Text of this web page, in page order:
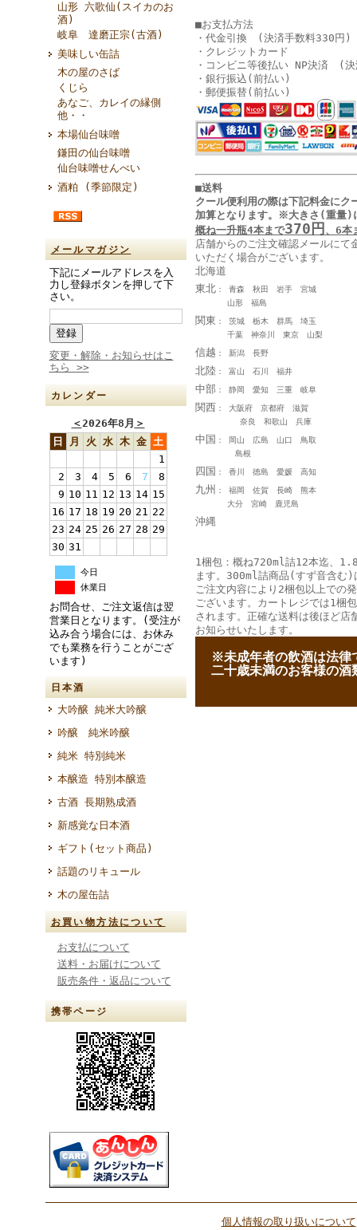
山形 六歌仙(スイカのお
酒)
岐阜 達磨正宗(古酒)
美味しい缶詰
木の屋のさば
くじら
あなご、カレイの縁側
他・・
本場仙台味噌
鎌田の仙台味噌
仙台味噌せんべい
酒粕 (季節限定)
メールマガジン
下記にメールアドレスを入
力し登録ボタンを押して下
さい。
変更・解除・お知らせはこ
ちら >>
カレンダー
＜2026年8月 ＞
日
月 火 水 木 金 土
1
2
3 4 5 6 7
8
9 10 11 12 13 14 15
16 17 18 19 20 21 22
23 24 25 26 27 28 29
30 31
今日
休業日
お問合せ、ご注文返信は翌
営業日となります。(受注が
込み合う場合には、お休み
でも業務を行うことがござ
います)
日本酒
大吟醸 純米大吟醸
吟醸 純米吟醸
純米 特別純米
本醸造 特別本醸造
古酒 長期熟成酒
新感覚な日本酒
ギフト(セット商品)
話題のリキュール
木の屋缶詰
お買い物方法について
お支払について
送料・お届けについて
販売条件・返品について
携帯ページ
■お支払方法
・代金引換 (決済手数料330円)
・クレジットカード
・コンビニ等後払い NP決済 (
・銀行振込(前払い)
・郵便振替(前払い)
■送料
クール便利用の際は下記料金にク
加算となります。
※大きさ(重量)
概ね一升瓶4本まで370円、6本
店舗からのご注文確認メールにて
いただく場合がございます。
北海道
東北： 青森 秋田 岩手 宮城
山形 福島
関東 ： 茨城 栃木 群馬 埼玉
千葉 神奈川 東京 山梨
信越 ： 新潟 長野
北陸： 富山 石川 福井
中部： 静岡 愛知 三重 岐阜
関西 ： 大阪府 京都府 滋賀
奈良 和歌山 兵庫
中国 ： 岡山 広島 山口 鳥取
島根
四国 ： 香川 徳島 愛媛 高知
九州 ： 福岡 佐賀 長崎 熊本
大分 宮崎 鹿児島
沖縄
1梱包：概ね720ml詰12本迄、
ます。300ml詰商品(すず音含む)
ご注文内容により2梱包以上での
ございます。カートレジでは1梱
されます。正確な送料は後ほど店
お知らせいたします。
※未成年者の飲酒は法律
二十歳未満のお客様の酒
個人情報の取り扱いについて